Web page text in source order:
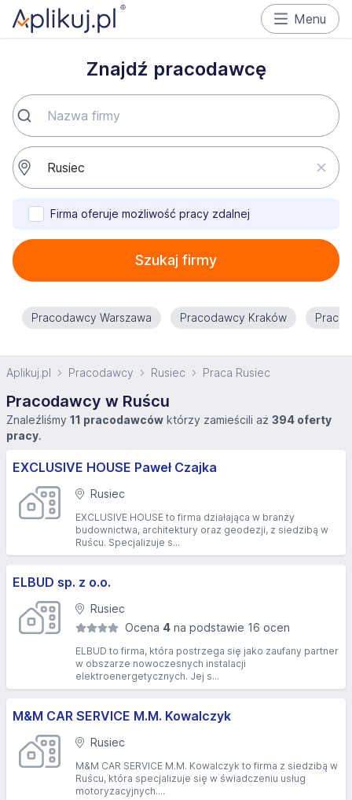
Menu
Znajdź pracodawcę
Firma oferuje możliwość pracy zdalnej
Szukaj firmy
Pracodawcy Warszawa Pracodawcy Kraków
Aplikuj.pl Pracodawcy Rusiec Praca Rusiec
Pracodawcy w Ruścu
Znaleźliśmy 11 pracodawców którzy zamieścili aż 394 oferty
pracy.
EXCLUSIVE HOUSE Paweł Czajka
Rusiec
EXCLUSIVE HOUSE to firma działająca w branży
budownictwa, architektury oraz geodezji, z siedzibą w
Ruścu. Specjalizuje s...
ELBUD sp. z o.o.
Rusiec
Ocena 4 na podstawie 16 ocen
ELBUD to firma, która postrzega się jako zaufany partner
w obszarze nowoczesnych instalacji
elektroenergetycznych. Jej s...
M&M CAR SERVICE M.M. Kowalczyk
Rusiec
M&M CAR SERVICE M.M. Kowalczyk to firma z siedzibą w
Ruścu, która specjalizuje się w świadczeniu usług
motoryzacyjnych....